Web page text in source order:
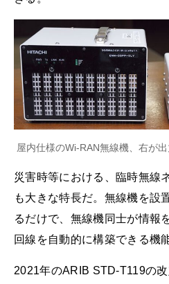
屋内仕様のWi-RAN無線機、右が
災害時等における、臨時無線
も大きな特長だ。無線機を設
るだけで、無線機同士が情報
回線を自動的に構築できる機
2021年のARIB STD-T119の